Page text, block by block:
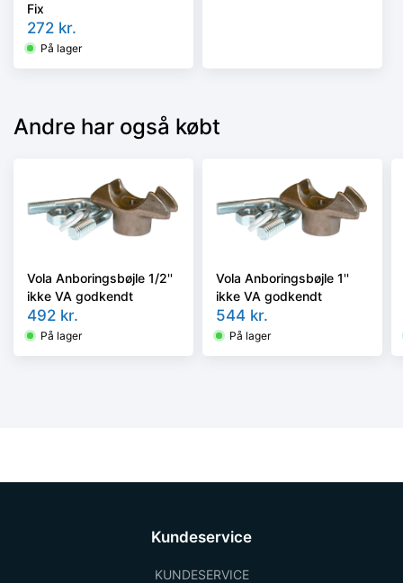
Fix
272 kr.
På lager
Andre har også købt
Vola Anboringsbøjle 1/2''
ikke VA godkendt
492 kr.
På lager
Vola Anboringsbøjle 1''
ikke VA godkendt
544 kr.
På lager
Kundeservice
KUNDESERVICE